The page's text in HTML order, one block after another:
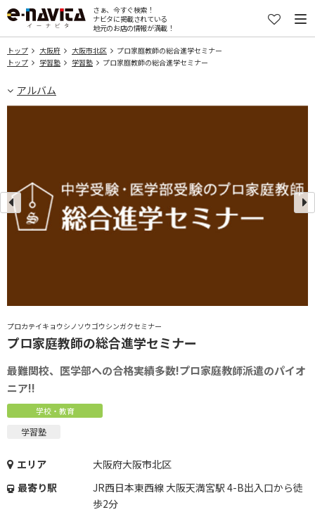
さぁ、今すぐ検索！
ナビタに掲載されている
地元のお店の情報が満載！
トップ 大阪府 大阪市北区
プロ家庭教師の総合進学セミナー
トップ
学習塾 学習塾 プロ家庭教師の総合進学セミナー
アルバム
プロカテイキョウシノソウゴウシンガクセミナー
プロ家庭教師の総合進学セミナー
最難関校、医学部への合格実績多数!プロ家庭教師派遣のパイオ
ニア!!
学校・教育
学習塾
エリア
大阪府大阪市北区
最寄り駅
JR西日本東西線 大阪天満宮駅 4-B出入口から徒
歩2分